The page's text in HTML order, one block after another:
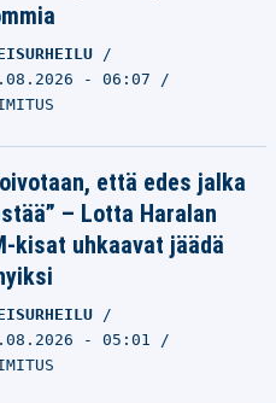
- 06:07
että edes jalka
– Lotta Haralan
kisat uhkaavat jäädä
- 05:01